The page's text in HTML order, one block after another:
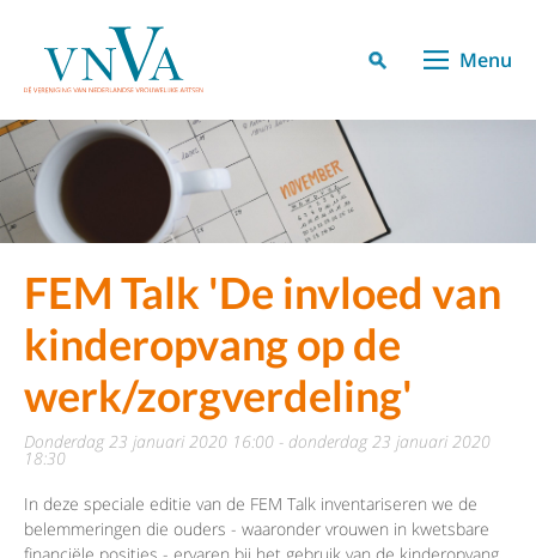
Menu
FEM Talk 'De invloed van
kinderopvang op de
werk/zorgverdeling'
donderdag 23 januari 2020 16:00 - donderdag 23 januari 2020
18:30
In deze speciale editie van de FEM Talk inventariseren we de
belemmeringen die ouders - waaronder vrouwen in kwetsbare